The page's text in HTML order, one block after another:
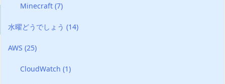
Minecraft(7)
水曜どうでしょう (14)
AWS (25)
CloudWatch(1)